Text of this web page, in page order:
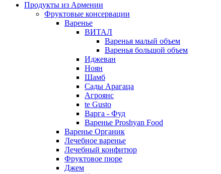
Продукты из Армении
Фруктовые консервации
Варенье
ВИТАЛ
Варенья малый объем
Варенья большой объем
Иджеван
Ноян
Шамб
Сады Арагаца
Агроянс
te Gusto
Варга - Фуд
Варенье Proshyan Food
Варенье Органик
Лечебное варенье
Лечебный конфитюр
Фруктовое пюре
Джем